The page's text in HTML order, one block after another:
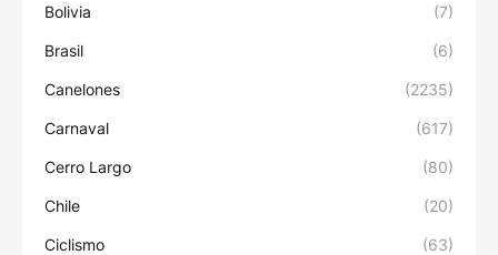
Bolivia (7)
Brasil (6)
Canelones (2235)
Carnaval (617)
Cerro Largo (80)
Chile (20)
Ciclismo (63)